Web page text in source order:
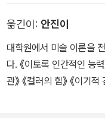
그리고 자기의 별빛을 내
그를 잘 알지 못하고 사랑
였다.
작은 키, 뻣뻣하고 깐깐한
께 카우언브리지 기숙학
언니는 폐결핵에 걸려 사
앤 브론테는 자신들만의
처럼 쓰며 성장한다. 이후
옮긴이: 안진이
대학원에서 미술 이론을
다. 《이토록 인간적인 능
관》 《컬러의 힘》 《이기